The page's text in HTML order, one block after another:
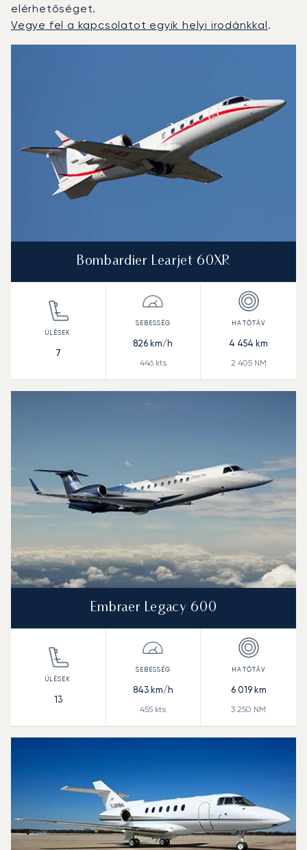
elérhetőséget.
Vegye fel a kapcsolatot egyik helyi irodánkkal.
Bombardier Learjet 60XR
7
826 km/h
446kts
4 454 km
2 405NM
Embraer Legacy 600
13
843km/h
455 kts
6 019km
3 250 NM